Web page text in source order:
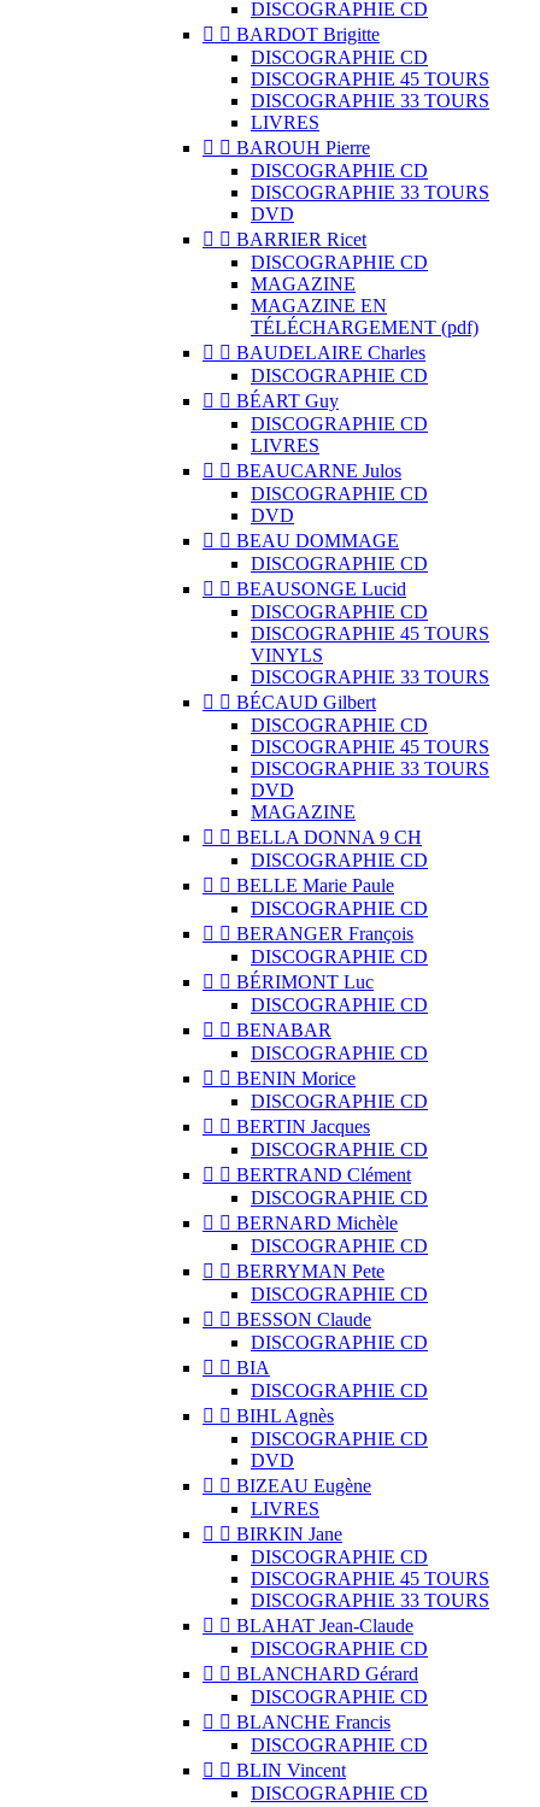
DISCOGRAPHIE CD
  BARDOT Brigitte
DISCOGRAPHIE CD
DISCOGRAPHIE 45 TOURS
DISCOGRAPHIE 33 TOURS
LIVRES
  BAROUH Pierre
DISCOGRAPHIE CD
DISCOGRAPHIE 33 TOURS
DVD
  BARRIER Ricet
DISCOGRAPHIE CD
MAGAZINE
MAGAZINE EN
TÉLÉCHARGEMENT (pdf)
  BAUDELAIRE Charles
DISCOGRAPHIE CD
  BÉART Guy
DISCOGRAPHIE CD
LIVRES
  BEAUCARNE Julos
DISCOGRAPHIE CD
DVD
  BEAU DOMMAGE
DISCOGRAPHIE CD
  BEAUSONGE Lucid
DISCOGRAPHIE CD
DISCOGRAPHIE 45 TOURS
VINYLS
DISCOGRAPHIE 33 TOURS
  BÉCAUD Gilbert
DISCOGRAPHIE CD
DISCOGRAPHIE 45 TOURS
DISCOGRAPHIE 33 TOURS
DVD
MAGAZINE
  BELLA DONNA 9 CH
DISCOGRAPHIE CD
  BELLE Marie Paule
DISCOGRAPHIE CD
  BERANGER François
DISCOGRAPHIE CD
  BÉRIMONT Luc
DISCOGRAPHIE CD
  BENABAR
DISCOGRAPHIE CD
  BENIN Morice
DISCOGRAPHIE CD
  BERTIN Jacques
DISCOGRAPHIE CD
  BERTRAND Clément
DISCOGRAPHIE CD
  BERNARD Michèle
DISCOGRAPHIE CD
  BERRYMAN Pete
DISCOGRAPHIE CD
  BESSON Claude
DISCOGRAPHIE CD
  BIA
DISCOGRAPHIE CD
  BIHL Agnès
DISCOGRAPHIE CD
DVD
  BIZEAU Eugène
LIVRES
  BIRKIN Jane
DISCOGRAPHIE CD
DISCOGRAPHIE 45 TOURS
DISCOGRAPHIE 33 TOURS
  BLAHAT Jean-Claude
DISCOGRAPHIE CD
  BLANCHARD Gérard
DISCOGRAPHIE CD
  BLANCHE Francis
DISCOGRAPHIE CD
  BLIN Vincent
DISCOGRAPHIE CD